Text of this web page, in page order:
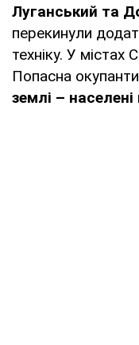
Луганський та
перекинули
техніку. У
Попасна окупанти
землі –